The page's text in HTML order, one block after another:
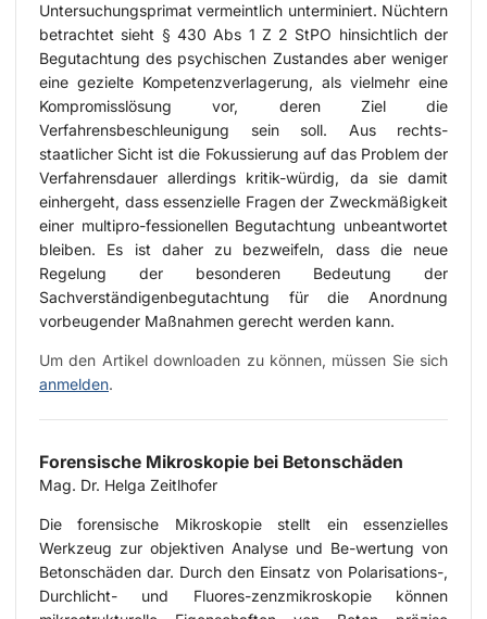
Untersuchungsprimat vermeintlich unterminiert. Nüchtern
betrachtet sieht § 430 Abs 1 Z 2 StPO hinsichtlich der
Begutachtung des psychischen Zustandes aber weniger
eine gezielte Kompetenzverlagerung, als vielmehr eine
Kompromisslösung vor, deren Ziel die
Verfahrensbeschleunigung sein soll. Aus rechts-
staatlicher Sicht ist die Fokussierung auf das Problem der
Verfahrensdauer allerdings kritik-würdig, da sie damit
einhergeht, dass essenzielle Fragen der Zweckmäßigkeit
einer multipro-fessionellen Begutachtung unbeantwortet
bleiben. Es ist daher zu bezweifeln, dass die neue
Regelung der besonderen Bedeutung der
Sachverständigenbegutachtung für die Anordnung
vorbeugender Maßnahmen gerecht werden kann.
Um den Artikel downloaden zu können, müssen Sie sich
anmelden.
Forensische Mikroskopie bei Betonschäden
Mag. Dr. Helga Zeitlhofer
Die forensische Mikroskopie stellt ein essenzielles
Werkzeug zur objektiven Analyse und Be-wertung von
Betonschäden dar. Durch den Einsatz von Polarisations-,
Durchlicht- und Fluores-zenzmikroskopie können